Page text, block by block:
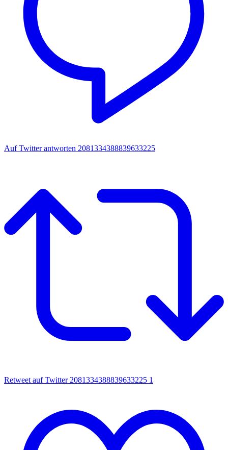
Auf Twitter antworten 2081334388839633225
Retweet auf Twitter 2081334388839633225 1